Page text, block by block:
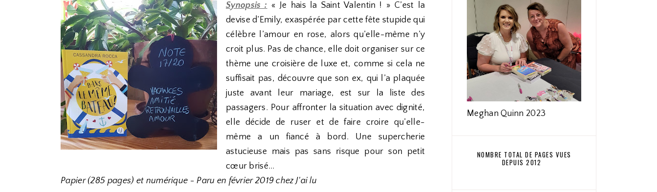
Synopsis : « Je hais la Saint Valentin ! » C’est la
devise d’Emily, exaspérée par cette fête stupide qui
célèbre l’amour en rose, alors qu’elle-même n’y
croit plus. Pas de chance, elle doit organiser sur ce
thème une croisière de luxe et, comme si cela ne
suffisait pas, découvre que son ex, qui l’a plaquée
juste avant leur mariage, est sur la liste des
passagers. Pour affronter la situation avec dignité,
elle décide de ruser et de faire croire qu’elle-
même a un fiancé à bord. Une supercherie
astucieuse mais pas sans risque pour son petit
cœur brisé…
Papier (285 pages) et numérique - Paru en février 2019 chez J'ai lu
Meghan Quinn 2023
NOMBRE TOTAL DE PAGES VUES
DEPUIS 2012